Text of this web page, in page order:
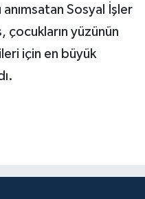
anımsatan Sosyal İşler
yüzünün
için en büyük